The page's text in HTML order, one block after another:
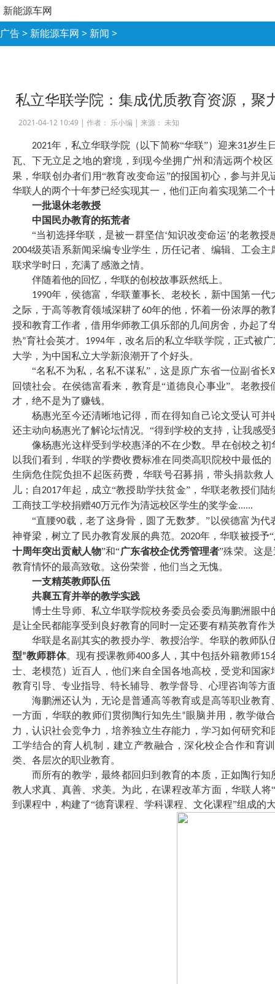
新能源车网
广告> 新能源车网 > 新闻 >
私立华联学院：集成优质教育资源，聚
2021-04-12 10:49 | 作者： 乐小编 | 来源： 未知
2021年，私立华联学院（以下简称“华联”）迎来31岁生
瓦、下无立足之地的窘境，到现今坐拥广州和清远两个校
果，华联创办者们用“教育改变命运”的报国初心，参与并
华联人的两个十年梦已经实现其一，他们正向着实现第二
一批退休老教授
中国民办教育的拓荒者
“当初选择华联，是被一群坚信‘知识改变命运’的老教
2004级英语系新闻采编专业学生，历任记者、编辑、工会
联求学时日，充满了感激之情。
伴随着他的回忆，华联的创校故事跃然纸上。
1990年，侯德富，华联董事长、老校长，新中国第一
之际，于高等教育领域深耕了60年的他，怀着一份浓厚的
授和教育工作者，借用华师教工俱乐部的几间房舍，办起
热”育社会英才。 1994年，改名后的私立华联学院，正式被
大学，为中国私立大学新浪潮开了个好头。
“名私不为私，名私不谋私”，这是原广东省一位副省长
回馈社会。在侯德富看来，教育是“道德良心事业”。老教
才，绝不是为了赚钱。
杨惠光至今还清晰地记得，而在得知自己论文受认可
还主动向杨惠光了解论坛情况。“得到学校的支持，让我感
像杨惠光这样受到学校惠泽的不在少数。早在创校之
以我们看到，华联的学费收费标准在同类高职院校中最低
生病危住院负担不起医药费，华联号召募捐，带头捐款救
儿；自2017年起，成立“教授助学扶贫金”，华联老教授们
工商技工学校捐赠40万元作为清远校区学生的奖学金......
“直腰90载，老了这身骨，圆了无数梦。”以侯德富为
神脊梁，树立了民办教育发展的典范。 2020年，华联被授予“
十周年突出贡献人物”和“广东省校企优秀管理者”殊荣。这
教育情怀的最高致敬。这份荣誉，他们当之无愧。
一支精英教师队伍
共襄五育并举的教学实践
博士生导师、私立华联学院校务委员会委员海鹏洲眼
是让全民都能享受到良好教育的同时一定还要有精英教育作
华联是名副其实的教授办学、教授治学。华联的教师队
型”教师群体。现有授课教师400多人，其中包括外籍教师15
士、老模范）近百人，他们来自全国各地高校，受党和国
教育引导、专业指导、特长辅导、教学督导、心理咨询等方
海鹏洲还认为，无论是普通高等教育或是高等职业教
一方面，华联的教师们贯彻陶行知先生“眼脑并用，教学做
力，认识社会竞争力，培养独立生存能力，学习如何研究
工学结合的育人机制，建立产教融合，深化校企合作和育
类、各层次的职业教育。
而所有的教学，最终都回归到教育的本质，正如陶行
教人求真、真善、求美。为此，在课程改革方面，华联人
到课程中，构建了“德育课程、学科课程、文化课程”组成的